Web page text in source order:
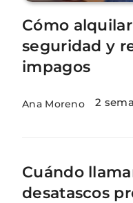
Cómo
seguridad y
impagos
Ana Moreno 2
Cuándo
desatascos